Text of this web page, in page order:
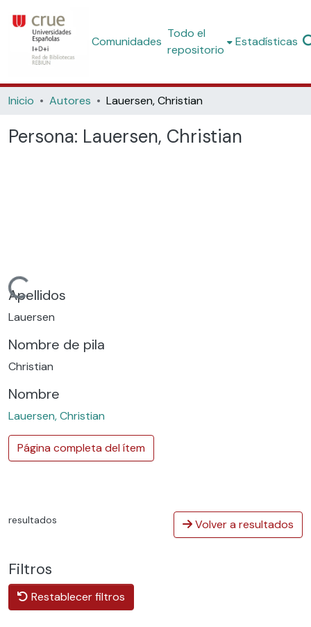
Comunidades
Todo el
repositorio
Estadísticas
Inicio Autores Lauersen, Christian
Persona: Lauersen, Christian
Cargando...
Apellidos
Lauersen
Nombre de pila
Christian
Nombre
Lauersen, Christian
Página completa del ítem
resultados Volver a resultados
Filtros
Restablecer filtros